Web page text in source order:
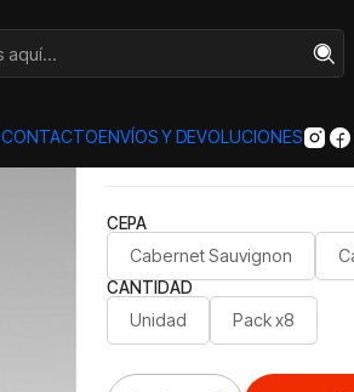
CONTACTOENVÍOS Y DEVOLUCIONES
Botellón
CEPA
Cabernet Sauvignon
CANTIDAD
Unidad Pack x8